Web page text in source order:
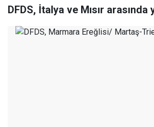
DFDS, İtalya ve Mısır arasında